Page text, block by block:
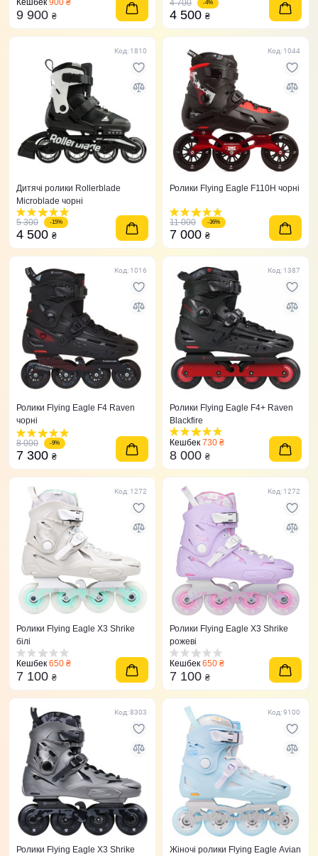
Кешбек 900 ₴
9 900 ₴
4 700 -4%
4 500 ₴
Код: 1810
Дитячі ролики Rollerblade
Microblade чорні
5 300 -15%
4 500 ₴
Код: 1044
Ролики Flying Eagle F110H чорні
11 000 -36%
7 000 ₴
Код: 1016
Ролики Flying Eagle F4 Raven
чорні
8 000 -9%
7 300 ₴
Код: 1387
Ролики Flying Eagle F4+ Raven
Blackfire
Кешбек 730 ₴
8 000 ₴
Код: 1272
Ролики Flying Eagle X3 Shrike
білі
Кешбек 650 ₴
7 100 ₴
Код: 1272
Ролики Flying Eagle X3 Shrike
рожеві
Кешбек 650 ₴
7 100 ₴
Код: 8303
Ролики Flying Eagle X3 Shrike
Код: 9100
Жіночі ролики Flying Eagle Avian